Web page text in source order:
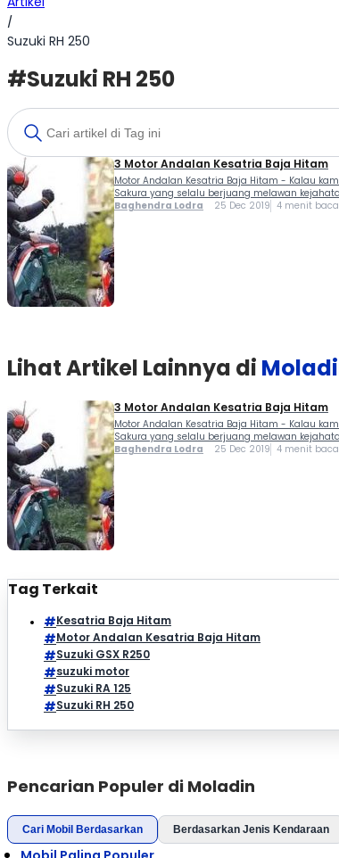
/
Suzuki RH 250
#Suzuki RH 250
3 Motor Andalan Kesatria Baja Hitam
Motor Andalan Kesatria Baja Hitam - Kalau
Sakura yang selalu berjuang melawan
Baghendra Lodra 25 Dec 2019 4 menit baca
Lihat Artikel Lainnya di
3 Motor Andalan Kesatria Baja Hitam
Motor Andalan Kesatria Baja Hitam - Kalau
Sakura yang selalu berjuang melawan
Baghendra Lodra 25 Dec 2019 4 menit baca
Tag Terkait
Kesatria Baja Hitam
Motor Andalan Kesatria Baja Hitam
Suzuki GSX R250
suzuki motor
Suzuki RA 125
Suzuki RH 250
Pencarian Populer di Moladin
Cari Mobil Berdasarkan Berdasarkan Jenis Kendaraan